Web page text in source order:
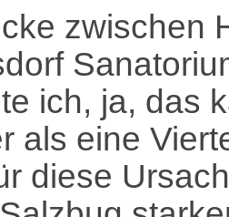
zwischen
ich, ja, das
als eine
diese